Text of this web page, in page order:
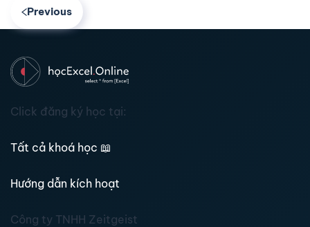
Previous
Click đăng ký học tại:
Tất cả khoá học 📖
Hướng dẫn kích hoạt
Công ty TNHH Zeitgeist